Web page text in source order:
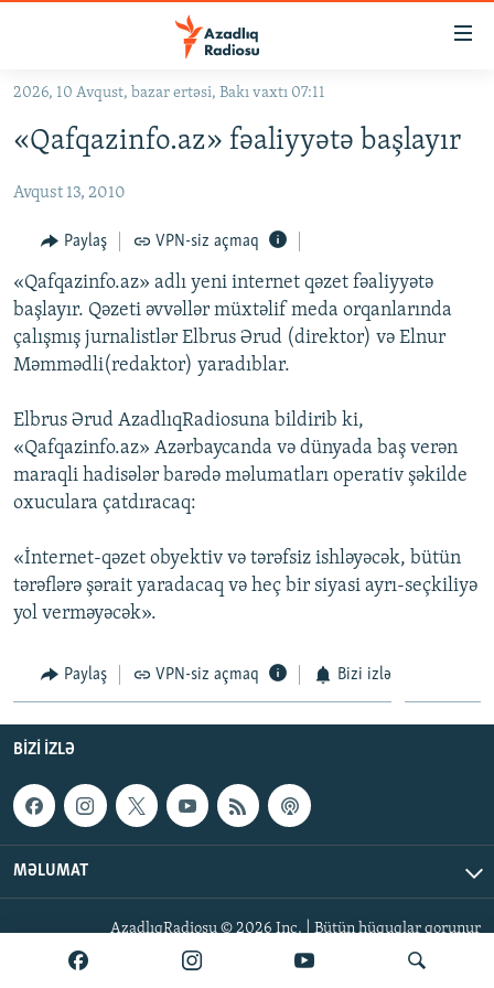
Əsas
qayıt
naviqasiyaya
Axtarışa
keç
#İZAHLA
KORRUPSIOMETR
#ƏSLINDƏ
FƏRQƏ BAX
QANUNI DOĞRU
ARAŞDIRMA
VIDEO
FOTOQALEREYA
İNFOQRAFIKA
KARIKATURA
RADIO ARXIV
OXU ZALI
AZƏRBAYCAN ƏDƏBIYYATI KITABXANASI
İSLAM VƏ DEMOKRATIYA
İZ - MƏDƏNIYYƏT PROQRAMI
HAQQIMIZDA
MISSIYAMIZ
PEŞƏ ETIKASI VƏ JURNALISTIKA STANDARTLARIMIZ
MATERIALLARIMIZDAN ISTIFADƏ
BIZIMLƏ ƏLAQƏ
2026, 10 Avqust, bazar ertəsi, Bakı vaxtı 07:11
«Qafqazinfo.az» fəaliyyətə başlayır
Avqust 13, 2010
Paylaş VPN-siz açmaq
«Qafqazinfo.az» adlı yeni internet qəzet fəaliyyətə
başlayır. Qəzeti əvvəllər müxtəlif meda orqanlarında
çalışmış jurnalistlər Elbrus Ərud (direktor) və Elnur
Məmmədli(redaktor) yaradıblar.
Elbrus Ərud AzadlıqRadiosuna bildirib ki,
«Qafqazinfo.az» Azərbaycanda və dünyada baş verən
maraqli hadisələr barədə məlumatları operativ şəkilde
oxuculara çatdıracaq:
«İnternet-qəzet obyektiv və tərəfsiz ishləyəcək, bütün
tərəflərə şərait yaradacaq və heç bir siyasi ayrı-seçkiliyə
yol verməyəcək».
Paylaş VPN-siz açmaq Bizi izlə
BIZI IZLƏ
MƏLUMAT
AzadlıqRadiosu © 2026 Inc. | Bütün hüquqlar qorunur